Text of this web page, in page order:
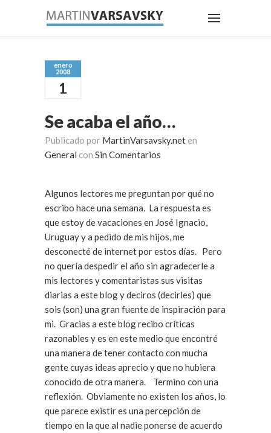
enero
2008
1
Se acaba el año…
Publicado por MartinVarsavsky.net en
General con Sin Comentarios
Algunos lectores me preguntan por qué no
escribo hace una semana. La respuesta es
que estoy de vacaciones en José Ignacio,
Uruguay y a pedido de mis hijos, me
desconecté de internet por estos días. Pero
no quería despedir el año sin agradecerle a
mis lectores y comentaristas sus visitas
diarias a este blog y deciros (decirles) que
sois (son) una gran fuente de inspiración para
mi. Gracias a este blog recibo críticas
razonables y es en este medio que encontré
una manera de tener contacto con mucha
gente cuyas ideas aprecio y que no hubiera
conocido de otra manera. Termino con una
reflexión. Obviamente no existen los años, lo
que parece existir es una percepción de
tiempo en la que al nadie ponerse de acuerdo